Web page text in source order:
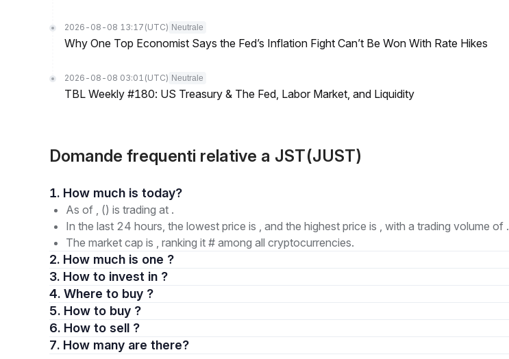
2026-08-08 13:17 (UTC) Neutrale
Why One Top Economist Says the Fed’s Inflation Fight Can’t Be Won With Rate Hikes
2026-08-08 03:01 (UTC) Neutrale
TBL Weekly #180: US Treasury & The Fed, Labor Market, and Liquidity
Domande frequenti relative a JST(JUST)
1. How much is today?
As of , () is trading at .
In the last 24 hours, the lowest price is , and the highest price is , with a trading volume of .
The market cap is , ranking it # among all cryptocurrencies.
2. How much is one ?
3. How to invest in ?
4. Where to buy ?
5. How to buy ?
6. How to sell ?
7. How many are there?